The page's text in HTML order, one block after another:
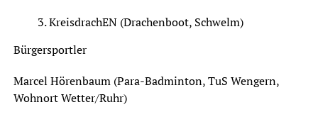
KreisdrachEN (Drachenboot, Schwelm)
Bürgersportler
Marcel Hörenbaum (Para-Badminton, TuS Wengern,
Wohnort Wetter/Ruhr)